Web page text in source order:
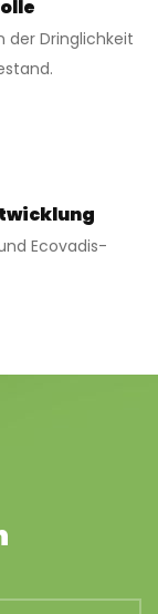
der Dringlichkeit
Ecovadis-